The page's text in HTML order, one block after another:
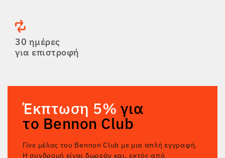
30 ημέρες
για επιστροφή
Έκπτωση 5% για
το Bennon Club
Γίνε μέλος του Bennon Club με μια απλή εγγραφή.
Η συνδρομή είναι δωρεάν και, εκτός από